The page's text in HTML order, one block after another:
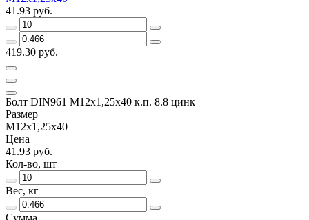
41.93 руб.
419.30 руб.
Болт DIN961 М12х1,25х40 к.п. 8.8 цинк
Размер
М12х1,25х40
Цена
41.93 руб.
Кол-во, шт
Вес, кг
Сумма